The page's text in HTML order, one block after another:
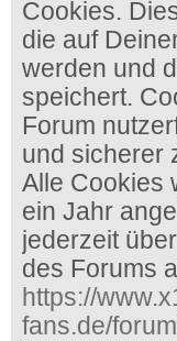
Cookies.
die auf
werden und
speichert.
Forum
und sicherer
Alle Cookies
ein Jahr
jederzeit
des Forums
https://
fans.de/